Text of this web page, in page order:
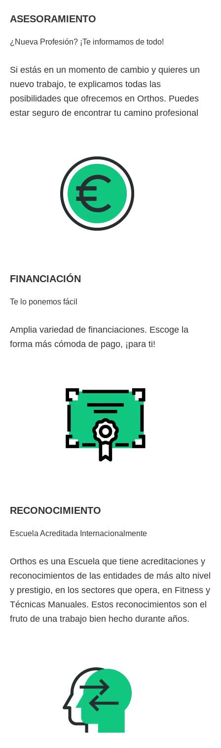
ASESORAMIENTO
¿Nueva Profesión? ¡Te informamos de todo!
Si estás en un momento de cambio y quieres un
nuevo trabajo, te explicamos todas las
posibilidades que ofrecemos en Orthos. Puedes
estar seguro de encontrar tu camino profesional
FINANCIACIÓN
Te lo ponemos fácil
Amplia variedad de financiaciones. Escoge la
forma más cómoda de pago, ¡para ti!
RECONOCIMIENTO
Escuela Acreditada Internacionalmente
Orthos es una Escuela que tiene acreditaciones y
reconocimientos de las entidades de más alto nivel
y prestigio, en los sectores que opera, en Fitness y
Técnicas Manuales. Estos reconocimientos son el
fruto de una trabajo bien hecho durante años.